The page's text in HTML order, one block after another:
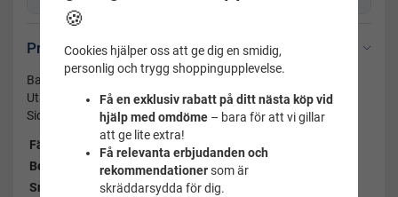
Produktbeskrivning
Badshorts herr till dig som gillar klassiskt mönster.
Utanpåliggande snöre och resår i midjan. Nätinnebyxa.
Sidofickor.
Färg:
Röd
Benlängd:
Ca 46-49 cm
Snöre:
Ja
🍪
Cookies hjälper oss att ge dig en smidig,
personlig och trygg shoppingupplevelse.
Få en exklusiv rabatt på ditt nästa köp vid
hjälp med omdöme– bara för att vi gillar
att ge lite extra!
Få relevanta erbjudanden och
rekommendationersom är
skräddarsydda för dig.